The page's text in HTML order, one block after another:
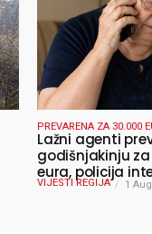
PREVARENA ZA 30.000
Lažni agenti
godišnjakinju
eura, policija
počiniteljima
VIJESTI REGIJA 1